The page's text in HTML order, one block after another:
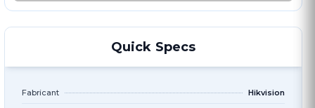
Quick Specs
Fabricant Hikvision